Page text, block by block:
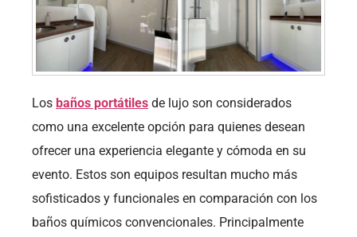
Los baños portátiles de lujo son considerados
como una excelente opción para quienes desean
ofrecer una experiencia elegante y cómoda en su
evento. Estos son equipos resultan mucho más
sofisticados y funcionales en comparación con los
baños químicos convencionales. Principalmente